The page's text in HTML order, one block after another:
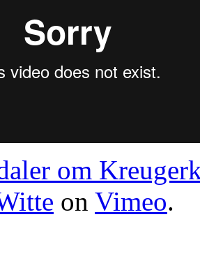
om
on Vimeo.